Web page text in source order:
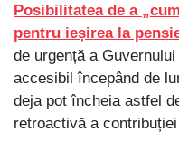
Posibilitatea de a
pentru ieșirea la
de urgență a
accesibil începând de
deja pot încheia astfel
retroactivă a